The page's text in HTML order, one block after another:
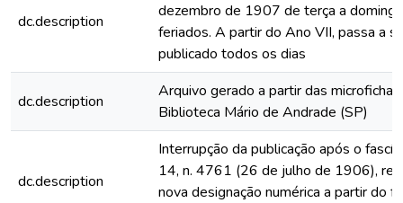
dc.description
dezembro de 1907 de terça a
feriados. A partir do Ano VII, passa a
publicado todos os dias
dc.description
Arquivo gerado a partir das
Biblioteca Mário de Andrade (SP)
dc.description
Interrupção da publicação após o
14, n. 4761 (26 de julho de 1906),
nova designação numérica a partir do